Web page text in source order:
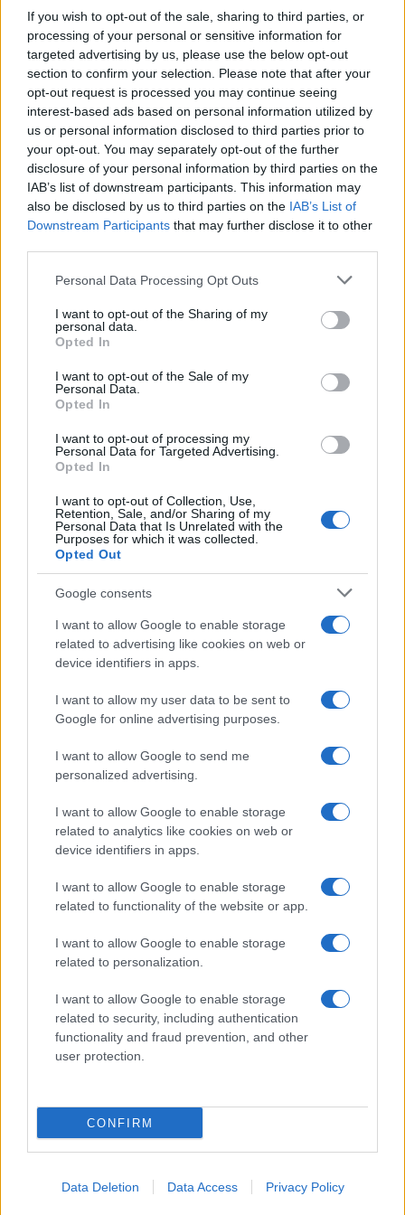
If you wish to opt-out of the sale, sharing to third parties, or
processing of your personal or sensitive information for
targeted advertising by us, please use the below opt-out
section to confirm your selection. Please note that after your
opt-out request is processed you may continue seeing
interest-based ads based on personal information utilized by
us or personal information disclosed to third parties prior to
your opt-out. You may separately opt-out of the further
disclosure of your personal information by third parties on the
IAB’s list of downstream participants. This information may
also be disclosed by us to third parties on the IAB’s List of
Downstream Participants that may further disclose it to other
Please note that this website/app uses one or more Google
not limited to your visit or usage behaviour. You may click to
grant or deny consent to Google and its third-party tags to
use your data for below specified purposes in below Google
consent section.
Personal Data Processing Opt Outs
I want to opt-out of the Sharing of my
personal data.
Opted In
I want to opt-out of the Sale of my
Personal Data.
Opted In
I want to opt-out of processing my
Personal Data for Targeted Advertising.
Opted In
I want to opt-out of Collection, Use,
Retention, Sale, and/or Sharing of my
Personal Data that Is Unrelated with the
Purposes for which it was collected.
Opted Out
Google consents
I want to allow Google to enable storage
related to advertising like cookies on web or
device identifiers in apps.
I want to allow my user data to be sent to
Google for online advertising purposes.
I want to allow Google to send me
personalized advertising.
I want to allow Google to enable storage
related to analytics like cookies on web or
device identifiers in apps.
I want to allow Google to enable storage
related to functionality of the website or app.
I want to allow Google to enable storage
related to personalization.
I want to allow Google to enable storage
related to security, including authentication
functionality and fraud prevention, and other
user protection.
CONFIRM
Data Deletion Data Access Privacy Policy
pred 3 dnevi
OBVESTILA
Do konca septembra delna in občasno popolna
zapora ceste v mestni četrti Čečovje
Na Čečovju bodo potekala dela, zaradi katerih bo vzpostavljena delna
pred 4 dnevi
NOVICE
Svetovni teden dojenja 2026: Dojenje kot trajnostna
popotnica v življenje
Med 1. in 7. avgustom obeležujemo svetovni teden dojenja. Letošnji
slogan Dojenje kot trajnostna popotnica v življenje: okrepiti, kar
omogočajo pravočasno, strokovno in neprekinjeno podporo.
Kope iščejo okrepitve: Postani del festivalske ekipe
Iščeš delo? Zdaj se ti ponuja odlična priložnost na Kopah, kjer bo
potekal KKŠ Summer Fest 2026.
NOVICE
Skupina SIJ v prvem polletju 2026 z izboljšanjem